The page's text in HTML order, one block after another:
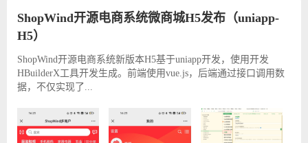
ShopWind开源电商系统微商城H5发布（uniapp-
H5）
ShopWind开源电商系统新版本H5基于uniapp开发，使用开发
HBuilderX工具开发生成。前端使用vue.js，后端通过接口调用数
据，不仅实现了...